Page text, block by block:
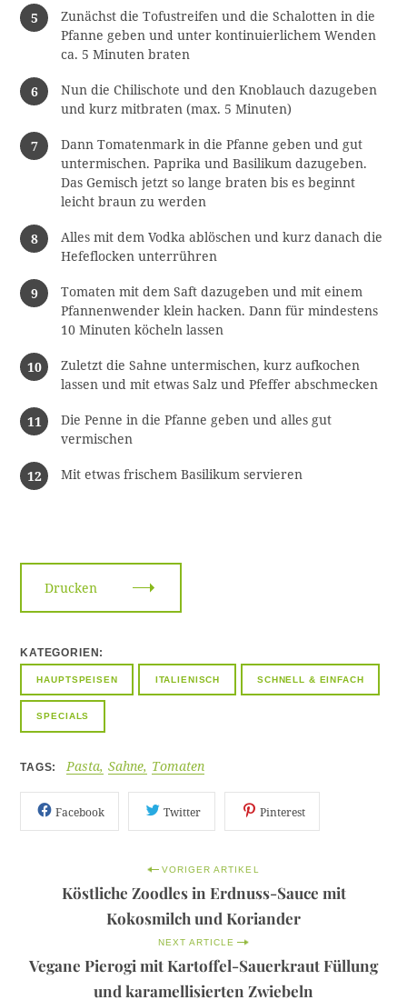
Zunächst die Tofustreifen und die Schalotten in die
Pfanne geben und unter kontinuierlichem Wenden
ca. 5 Minuten braten
Nun die Chilischote und den Knoblauch dazugeben
und kurz mitbraten (max. 5 Minuten)
Dann Tomatenmark in die Pfanne geben und gut
untermischen. Paprika und Basilikum dazugeben.
Das Gemisch jetzt so lange braten bis es beginnt
leicht braun zu werden
Alles mit dem Vodka ablöschen und kurz danach die
Hefeflocken unterrühren
Tomaten mit dem Saft dazugeben und mit einem
Pfannenwender klein hacken. Dann für mindestens
10 Minuten köcheln lassen
Zuletzt die Sahne untermischen, kurz aufkochen
lassen und mit etwas Salz und Pfeffer abschmecken
Die Penne in die Pfanne geben und alles gut
vermischen
Mit etwas frischem Basilikum servieren
Drucken
KATEGORIEN
HAUPTSPEISEN ITALIENISCH SCHNELL & EINFACH
SPECIALS
TAGS Pasta Sahne Tomaten
Facebook Twitter Pinterest
VORIGER ARTIKEL
Köstliche Zoodles in Erdnuss-Sauce mit
Kokosmilch und Koriander
NEXT ARTICLE
Vegane Pierogi mit Kartoffel-Sauerkraut Füllung
und karamellisierten Zwiebeln